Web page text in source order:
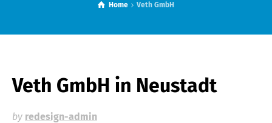
Home Veth GmbH
Veth GmbH in Neustadt
by redesign-admin